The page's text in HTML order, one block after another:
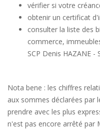
vérifier si votre
obtenir un certificat
consulter la liste des
commerce,
SCP Denis HAZANE -
Nota bene : les chiffres
aux sommes déclarées par
prendre avec les plus
n'est pas encore arrêté par